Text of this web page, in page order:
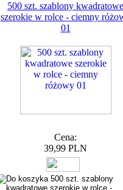
500 szt. szablony kwadratowe
szerokie w rolce - ciemny
01
Cena:
39,99 PLN